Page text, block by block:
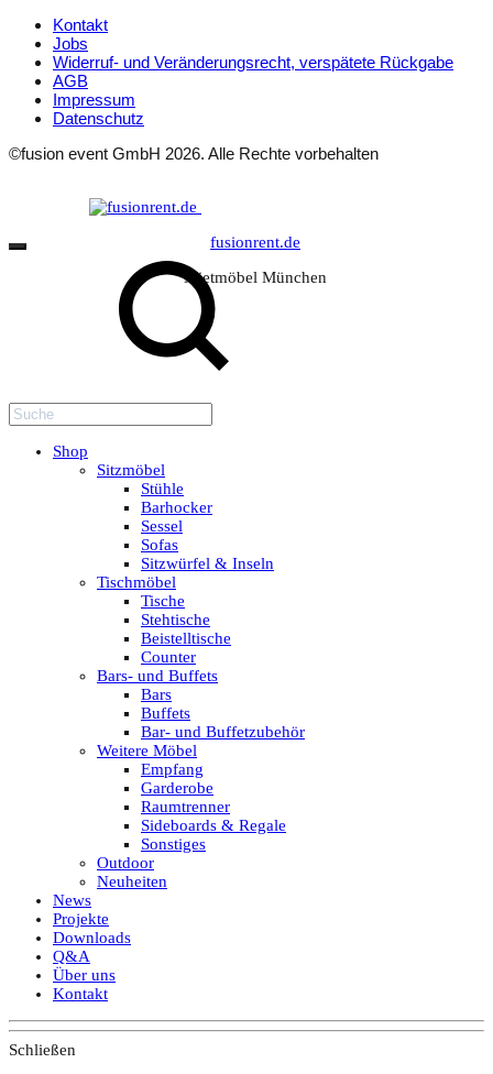
Kontakt
Jobs
Widerruf- und Veränderungsrecht, verspätete Rückgabe
AGB
Impressum
Datenschutz
©fusion event GmbH 2026. Alle Rechte vorbehalten
fusionrent.de
Mietmöbel München
Suche
Shop
Sitzmöbel
Stühle
Barhocker
Sessel
Sofas
Sitzwürfel & Inseln
Tischmöbel
Tische
Stehtische
Beistelltische
Counter
Bars- und Buffets
Bars
Buffets
Bar- und Buffetzubehör
Weitere Möbel
Empfang
Garderobe
Raumtrenner
Sideboards & Regale
Sonstiges
Outdoor
Neuheiten
News
Projekte
Downloads
Q&A
Über uns
Kontakt
Schließen